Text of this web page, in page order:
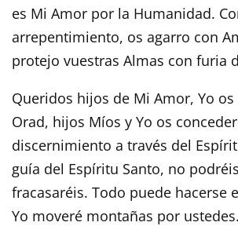
es Mi Amor por la Humanidad.
arrepentimiento, os agarro con
protejo vuestras Almas con furia
Queridos hijos de Mi Amor, Yo
Orad, hijos Míos y Yo os
discernimiento a través del
guía del Espíritu Santo, no
fracasaréis. Todo puede hacerse
Yo moveré montañas por ustedes.